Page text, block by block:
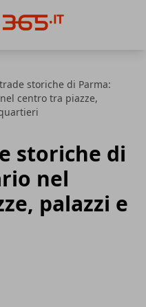
storiche di Parma:
centro tra piazze,
storiche di
nel
palazzi e